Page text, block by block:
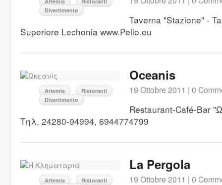
Divertimento
Taverna "Stazione" -
Superiore Lechonia www.Pelio.eu
Artemis
Ristoranti
Divertimento
Oceanis
19 Ottobre 2011 | 0
Restaurant-Café-Bar
Τηλ. 24280-94994, 6944774799
Artemis
Ristoranti
La Pergola
19 Ottobre 2011 | 0